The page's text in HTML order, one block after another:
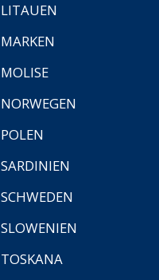
LITAUEN
MARKEN
MOLISE
NORWEGEN
POLEN
SARDINIEN
SCHWEDEN
SLOWENIEN
TOSKANA